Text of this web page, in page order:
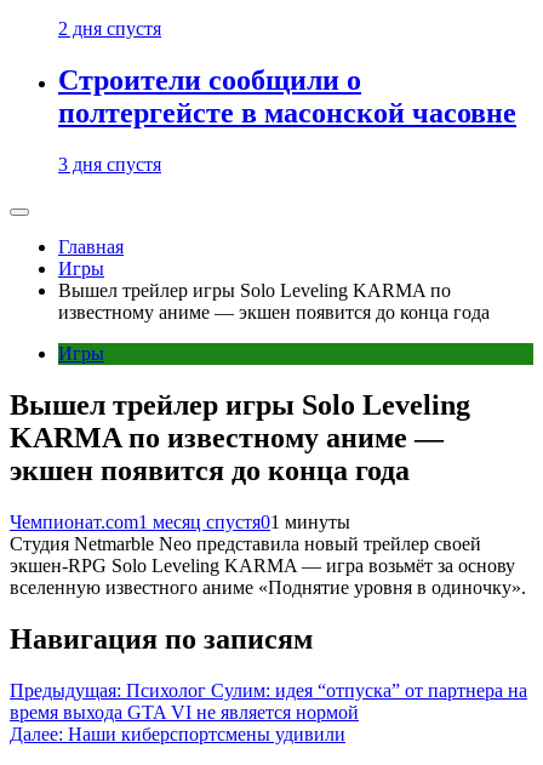
2 дня спустя
Строители сообщили о
полтергейсте в масонской часовне
3 дня спустя
Главная
Игры
Вышел трейлер игры Solo Leveling KARMA по
известному аниме — экшен появится до конца года
Игры
Вышел трейлер игры Solo Leveling
KARMA по известному аниме —
экшен появится до конца года
Чемпионат.com1 месяц спустя01 минуты
Студия Netmarble Neo представила новый трейлер своей
экшен-RPG Solo Leveling KARMA — игра возьмёт за основу
вселенную известного аниме «Поднятие уровня в одиночку».
Навигация по записям
Предыдущая: Психолог Сулим: идея “отпуска” от партнера на
время выхода GTA VI не является нормой
Далее: Наши киберспортсмены удивили